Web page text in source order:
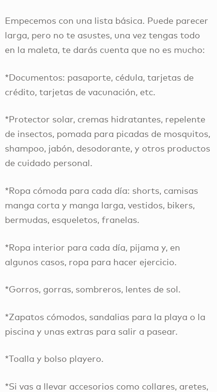
Empecemos con una lista básica. Puede parecer
larga, pero no te asustes, una vez tengas todo
en la maleta, te darás cuenta que no es mucho:
*Documentos: pasaporte, cédula, tarjetas de
crédito, tarjetas de vacunación, etc.
*Protector solar, cremas hidratantes, repelente
de insectos, pomada para picadas de mosquitos,
shampoo, jabón, desodorante, y otros productos
de cuidado personal.
*Ropa cómoda para cada día: shorts, camisas
manga corta y manga larga, vestidos, bikers,
bermudas, esqueletos, franelas.
*Ropa interior para cada día, pijama y, en
algunos casos, ropa para hacer ejercicio.
*Gorros, gorras, sombreros, lentes de sol.
*Zapatos cómodos, sandalias para la playa o la
piscina y unas extras para salir a pasear.
*Toalla y bolso playero.
*Si vas a llevar accesorios como collares, aretes,